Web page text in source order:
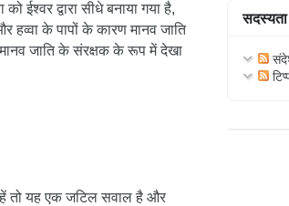
ईश्वर द्वारा सीधे बनाया गया है,
के पापों के कारण मानव जाति
जाति के संरक्षक के रूप में देखा
तो यह एक जटिल सवाल है और